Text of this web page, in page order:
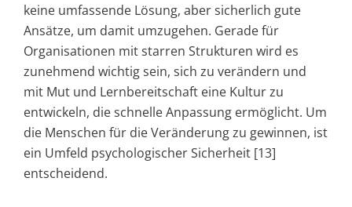
keine umfassende Lösung, aber sicherlich gute
Ansätze, um damit umzugehen. Gerade für
Organisationen mit starren Strukturen wird es
zunehmend wichtig sein, sich zu verändern und
mit Mut und Lernbereitschaft eine Kultur zu
entwickeln, die schnelle Anpassung ermöglicht. Um
die Menschen für die Veränderung zu gewinnen, ist
ein Umfeld psychologischer Sicherheit [13]
entscheidend.